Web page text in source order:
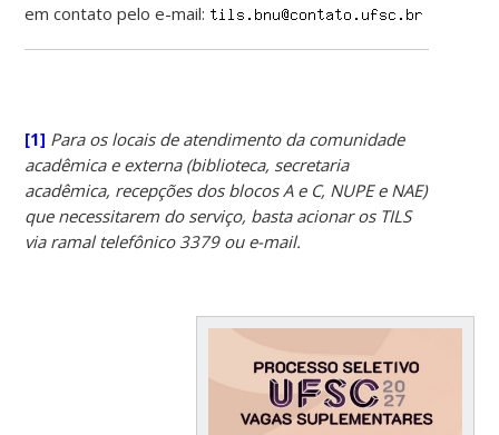
em contato pelo e-mail:
[1] Para os locais de atendimento da comunidade
acadêmica e externa (biblioteca, secretaria
acadêmica, recepções dos blocos A e C, NUPE e NAE)
que necessitarem do serviço, basta acionar os TILS
via ramal telefônico 3379 ou e-mail.